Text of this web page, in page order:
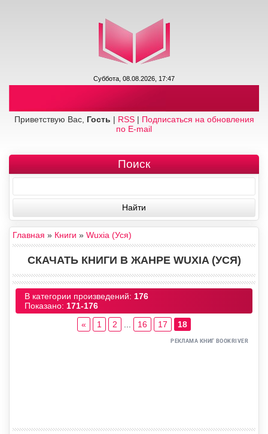
Суббота, 08.08.2026, 17:47
Приветствую Вас, Гость | RSS| Подписаться на обновления
по E-mail
Поиск
Главная » Книги » Wuxia (Уся)
СКАЧАТЬ КНИГИ В ЖАНРЕ WUXIA (УСЯ)
В категории произведений: 176
Показано: 171-176
«
1 2 16 17 18